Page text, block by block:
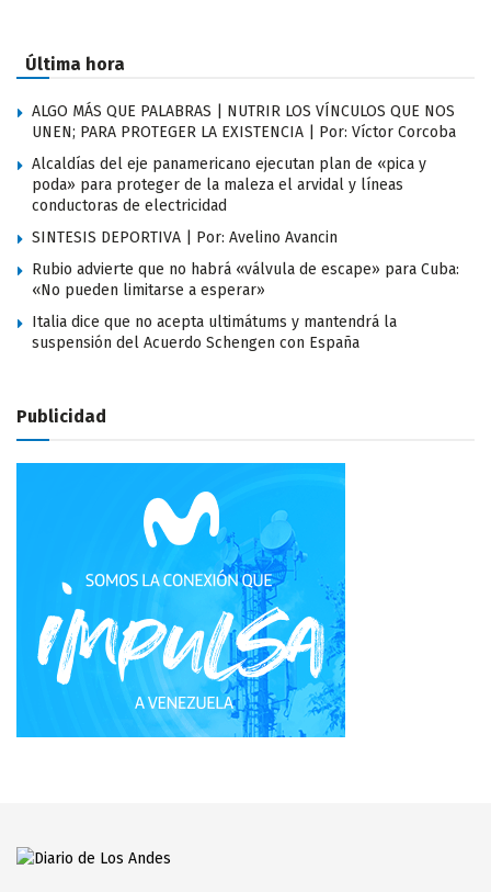
Última hora
ALGO MÁS QUE PALABRAS | NUTRIR LOS VÍNCULOS QUE NOS
UNEN; PARA PROTEGER LA EXISTENCIA | Por: Víctor Corcoba
Alcaldías del eje panamericano ejecutan plan de «pica y
poda» para proteger de la maleza el arvidal y líneas
conductoras de electricidad
SINTESIS DEPORTIVA | Por: Avelino Avancin
Rubio advierte que no habrá «válvula de escape» para Cuba:
«No pueden limitarse a esperar»
Italia dice que no acepta ultimátums y mantendrá la
suspensión del Acuerdo Schengen con España
Publicidad